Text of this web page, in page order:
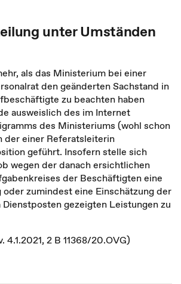
unter Umständen
als das Ministerium bei einer
den geänderten Sachstand in
zu beachten haben
ausweislich des im Internet
des Ministeriums (wohl schon
der einer Referatsleiterin
geführt. Insofern stelle sich
wegen der danach ersichtlichen
der Beschäftigten eine
zumindest eine Einschätzung der
gezeigten Leistungen zu
4.1.2021, 2 B 11368/20.OVG)